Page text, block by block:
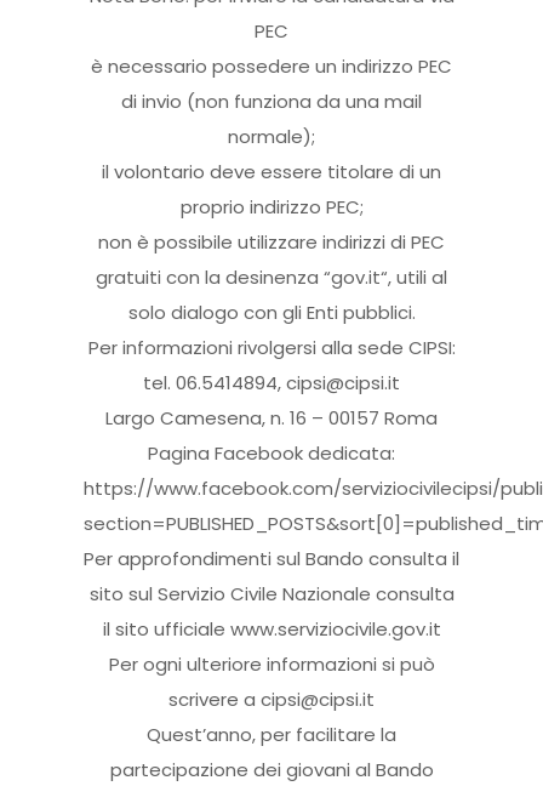
PEC
è necessario possedere un indirizzo PEC
di invio (non funziona da una mail
normale);
il volontario deve essere titolare di un
proprio indirizzo PEC;
non è possibile utilizzare indirizzi di PEC
gratuiti con la desinenza “gov.it“, utili al
solo dialogo con gli Enti pubblici.
Per informazioni rivolgersi alla sede CIPSI:
tel. 06.5414894, cipsi@cipsi.it
Largo Camesena, n. 16 – 00157 Roma
Pagina Facebook dedicata:
https://www.facebook.com/serviziocivilecipsi/
Per approfondimenti sul Bando consulta il
sito sul Servizio Civile Nazionale consulta
il sito ufficiale www.serviziocivile.gov.it
Per ogni ulteriore informazioni si può
scrivere a cipsi@cipsi.it
Quest’anno, per facilitare la
partecipazione dei giovani al Bando